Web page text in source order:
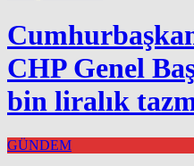
CHP Genel
bin liralık
GÜNDEM